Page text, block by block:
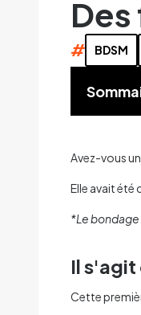
# BDSM
Avez-vous
Elle avait été
*Le bondage
Il
Cette